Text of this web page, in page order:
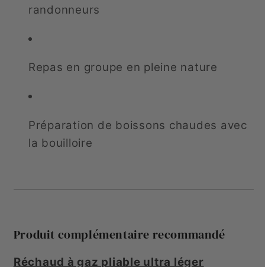
randonneurs
Repas en groupe en pleine nature
Préparation de boissons chaudes avec
la bouilloire
Produit complémentaire recommandé
Réchaud à gaz pliable ultra léger